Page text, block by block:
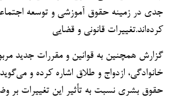
جدی در زمینه حقوق آموزشی و توسعه
کرده‌اند.تغییرات قانونی و قضایی
گزارش همچنین به قوانین و مقررات جدید
خانوادگی، ازدواج و طلاق اشاره کرده و
حقوق بشری نسبت به تأثیر این تغییرات بر